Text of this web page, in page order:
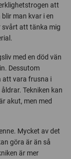
att
man kvar i en
svårt att tänka mig
med en död vän
Dessutom
att vara frusna i
Tekniken kan
akut, men med
Mycket av det
göra är än så
är mer